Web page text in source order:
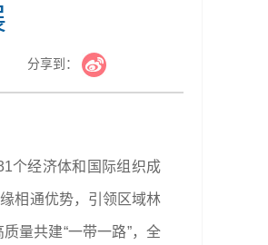
分享到：
个经济体和国际组织成
相通优势，引领区域林
量共建“一带一路”，全